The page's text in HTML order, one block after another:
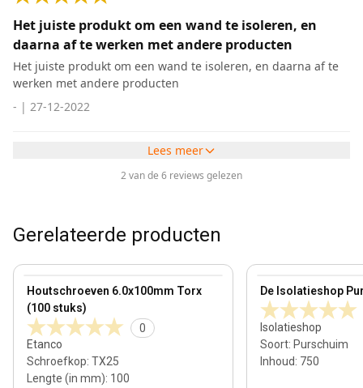
Het juiste produkt om een wand te isoleren, en
daarna af te werken met andere producten
Het juiste produkt om een wand te isoleren, en daarna af te
werken met andere producten
- | 27-12-2022
Lees meer
2 van de 6 reviews gelezen
Gerelateerde producten
Houtschroeven 6.0x100mm Torx
(100 stuks)
0
Etanco
Schroefkop: TX25
Lengte (in mm): 100
View product De Isolatieshop
Isolatieshop
Soort: Purschuim
Inhoud: 750
View product